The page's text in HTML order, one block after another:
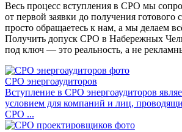
Весь процесс вступления в СРО мы
от первой заявки до получения готового
просто обращаетесь к нам, а мы делаем
Получить допуск СРО в Набережных
под ключ — это реальность, а не
СРО энергоаудиторов
Вступление в СРО энергоаудиторов
условием для компаний и лиц,
СРО ...